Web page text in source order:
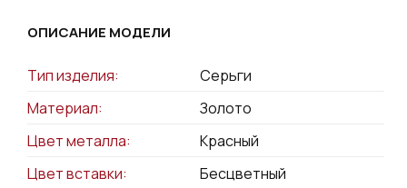
ОПИСАНИЕ МОДЕЛИ
Тип изделия:
Серьги
Материал:
Золото
Цвет металла:
Красный
Цвет вставки:
Бесцветный